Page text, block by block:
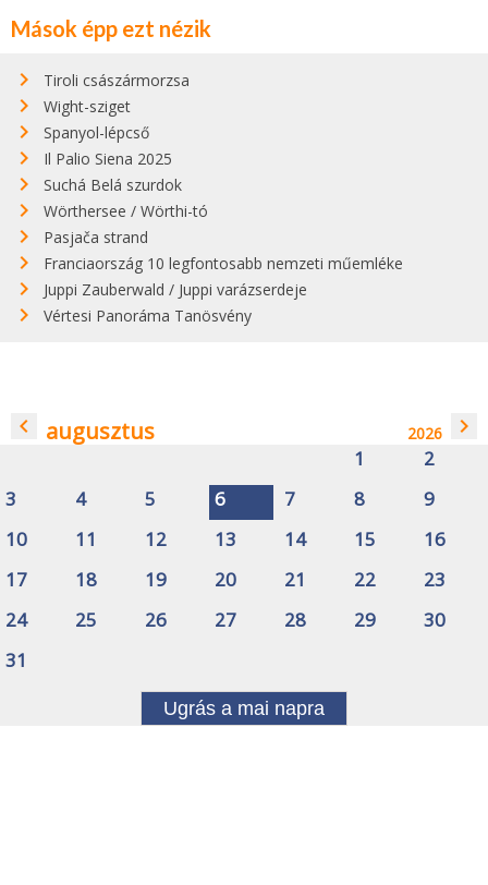
Mások épp ezt nézik
Tiroli császármorzsa
Wight-sziget
Spanyol-lépcső
Il Palio Siena 2025
Suchá Belá szurdok
Wörthersee / Wörthi-tó
Pasjača strand
Franciaország 10 legfontosabb nemzeti műemléke
Juppi Zauberwald / Juppi varázserdeje
Vértesi Panoráma Tanösvény
navigate_before augusztus 2026 navigate_next
1
2
3
4 5 6 7 8
9
10
11 12 13 14 15
16
17
18 19 20 21 22
23
24
25 26 27 28 29
30
31
Ugrás a mai napra